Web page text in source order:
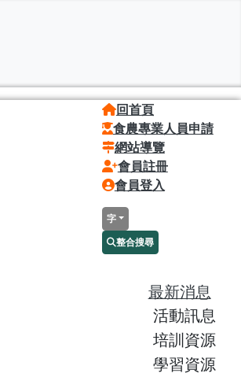
回首頁
食農專業人員申請
網站導覽
會員註冊
會員登入
字
整合搜尋
最新消息
活動訊息
培訓資源
學習資源